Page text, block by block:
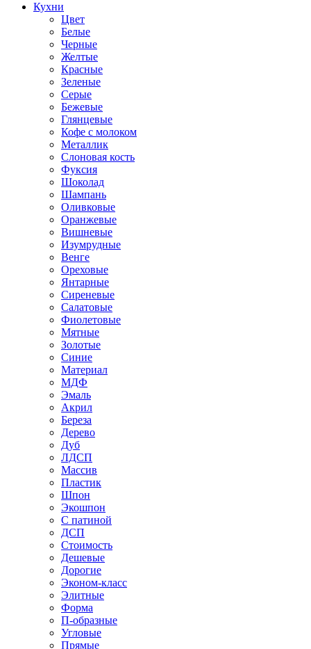
Кухни
Цвет
Белые
Черные
Желтые
Красные
Зеленые
Серые
Бежевые
Глянцевые
Кофе с молоком
Металлик
Слоновая кость
Фуксия
Шоколад
Шампань
Оливковые
Оранжевые
Вишневые
Изумрудные
Венге
Ореховые
Янтарные
Сиреневые
Салатовые
Фиолетовые
Мятные
Золотые
Синие
Материал
МДФ
Эмаль
Акрил
Береза
Дерево
Дуб
ЛДСП
Массив
Пластик
Шпон
Экошпон
С патиной
ДСП
Стоимость
Дешевые
Дорогие
Эконом-класс
Элитные
Форма
П-образные
Угловые
Прямые